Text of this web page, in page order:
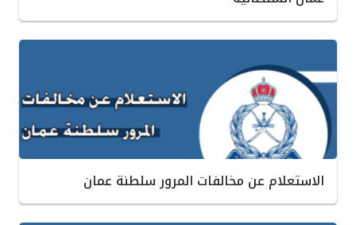
الاستعلام عن مخالفات المرور سلطنة عمان